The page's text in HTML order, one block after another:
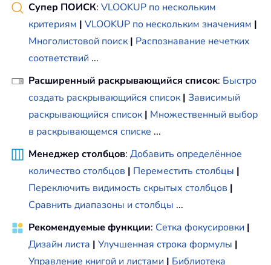
Супер ПОИСК: VLOOKUP по нескольким
критериям | VLOOKUP по нескольким значениям |
Многолистовой поиск | Распознавание нечетких
соответствий ...
Расширенный раскрывающийся список: Быстро
создать раскрывающийся список | Зависимый
раскрывающийся список | Множественный выбор
в раскрывающемся списке ...
Менеджер столбцов: Добавить определённое
количество столбцов | Переместить столбцы |
Переключить видимость скрытых столбцов |
Сравнить диапазоны и столбцы ...
Рекомендуемые функции: Сетка фокусировки |
Дизайн листа | Улучшенная строка формулы |
Управление книгой и листами | Библиотека